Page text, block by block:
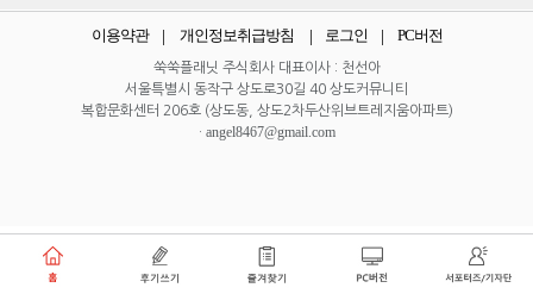
이용약관 개인정보취급방침 로그인 PC버전
쑥쑥플래닛 주식회사 대표이사 : 천선아
서울특별시 동작구 상도로30길 40 상도커뮤니티
복합문화센터 206호 (상도동, 상도2차두산위브트레지움아파트)
· angel8467@gmail.com